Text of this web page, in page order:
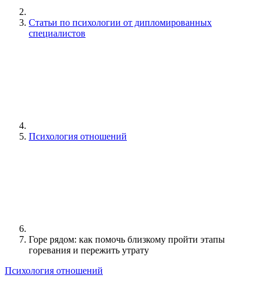
Статьи по психологии от дипломированных
специалистов
Психология отношений
Горе рядом: как помочь близкому пройти этапы
горевания и пережить утрату
Психология отношений